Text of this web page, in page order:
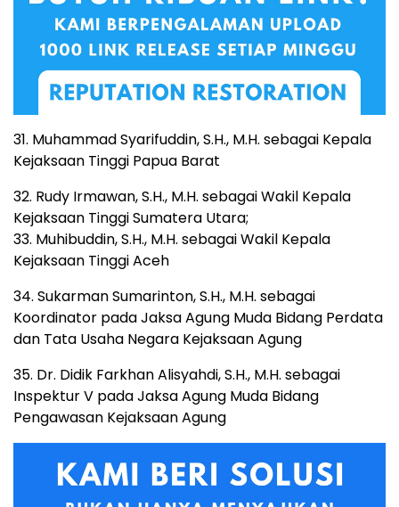
31. Muhammad Syarifuddin, S.H., M.H. sebagai Kepala
Kejaksaan Tinggi Papua Barat
32. Rudy Irmawan, S.H., M.H. sebagai Wakil Kepala
Kejaksaan Tinggi Sumatera Utara;
33. Muhibuddin, S.H., M.H. sebagai Wakil Kepala
Kejaksaan Tinggi Aceh
34. Sukarman Sumarinton, S.H., M.H. sebagai
Koordinator pada Jaksa Agung Muda Bidang Perdata
dan Tata Usaha Negara Kejaksaan Agung
35. Dr. Didik Farkhan Alisyahdi, S.H., M.H. sebagai
Inspektur V pada Jaksa Agung Muda Bidang
Pengawasan Kejaksaan Agung